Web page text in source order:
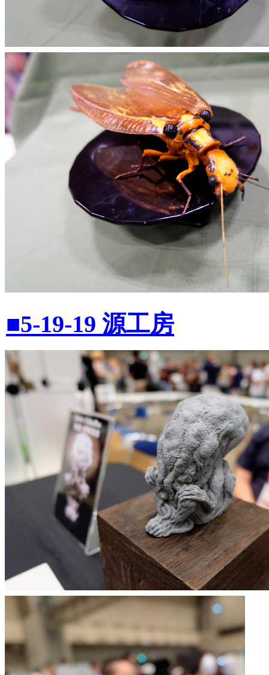
■5-19-19 源工房